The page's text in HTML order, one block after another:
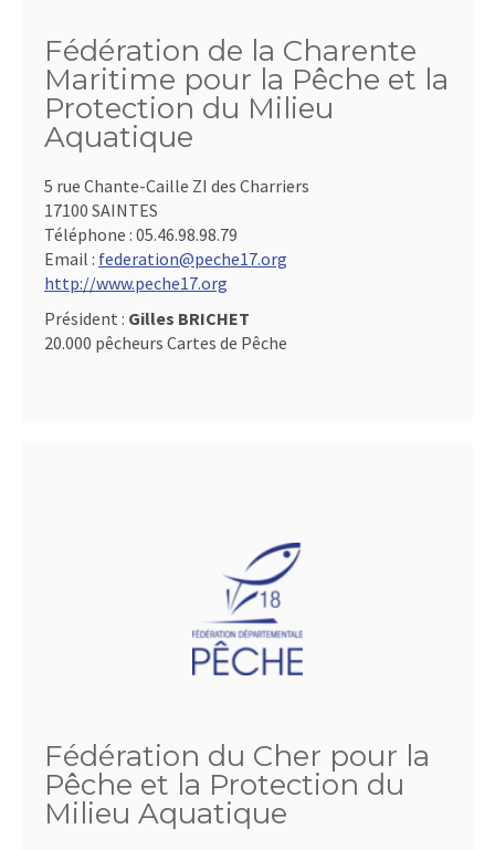
Fédération de la Charente
Maritime pour la Pêche et la
Protection du Milieu
Aquatique
5 rue Chante-Caille ZI des Charriers
17100 SAINTES
Téléphone : 05.46.98.98.79
Email : federation@peche17.org
http://www.peche17.org
Président : Gilles BRICHET
20.000 pêcheurs Cartes de Pêche
Fédération du Cher pour la
Pêche et la Protection du
Milieu Aquatique